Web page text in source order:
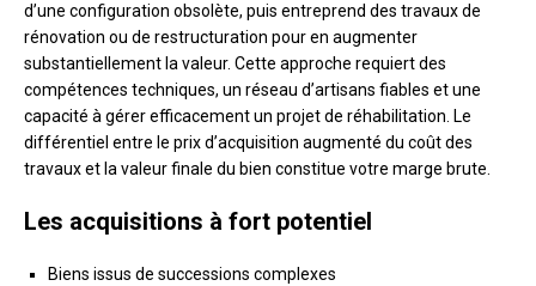
d’une configuration obsolète, puis entreprend des travaux de
rénovation ou de restructuration pour en augmenter
substantiellement la valeur. Cette approche requiert des
compétences techniques, un réseau d’artisans fiables et une
capacité à gérer efficacement un projet de réhabilitation. Le
différentiel entre le prix d’acquisition augmenté du coût des
travaux et la valeur finale du bien constitue votre marge brute.
Les acquisitions à fort potentiel
Biens issus de successions complexes